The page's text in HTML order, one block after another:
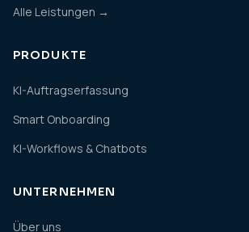
Alle Leistungen →
PRODUKTE
KI-Auftragserfassung
Smart Onboarding
KI-Workflows & Chatbots
UNTERNEHMEN
Über uns